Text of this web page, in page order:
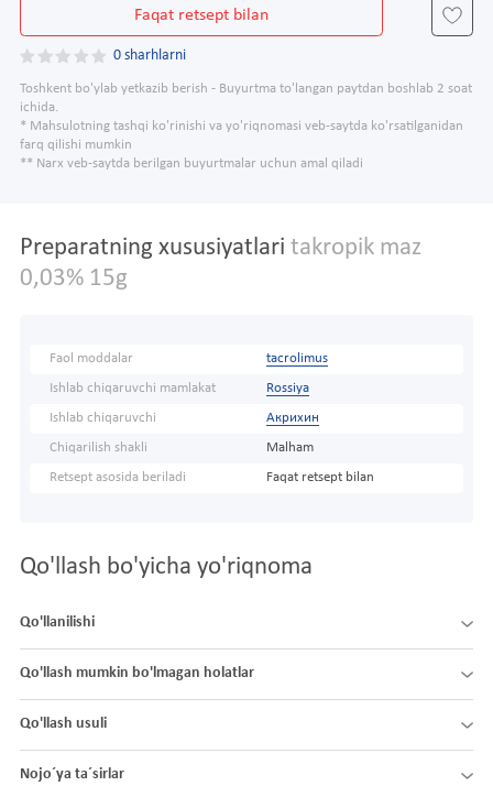
Faqat retsept bilan
0 sharhlarni
Toshkent bo'ylab yetkazib berish - Buyurtma to'langan paytdan boshlab 2 soat
ichida.
* Mahsulotning tashqi ko'rinishi va yo'riqnomasi veb-saytda ko'rsatilganidan
farq qilishi mumkin
** Narx veb-saytda berilgan buyurtmalar uchun amal qiladi
Preparatning xususiyatlari takropik maz
0,03% 15g
Faol moddalar tacrolimus
Ishlab chiqaruvchi mamlakat Rossiya
Ishlab chiqaruvchi Акрихин
Chiqarilish shakli Malham
Retsept asosida beriladi Faqat retsept bilan
Qo'llash bo'yicha yo'riqnoma
Qo'llanilishi
Qo'llash mumkin bo'lmagan holatlar
Qo'llash usuli
Nojo´ya ta´sirlar